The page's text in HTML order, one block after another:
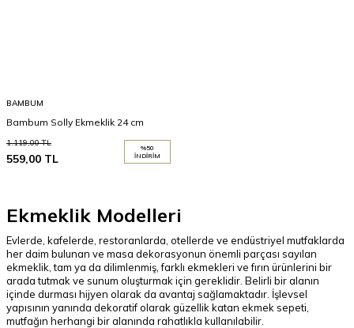
BAMBUM
Bambum Solly Ekmeklik 24 cm
1.119,00TL
559,00 TL
%50
İNDIRIM
Ekmeklik Modelleri
Evlerde, kafelerde, restoranlarda, otellerde ve endüstriyel mutfaklarda
her daim bulunan ve masa dekorasyonun önemli parçası sayılan
ekmeklik, tam ya da dilimlenmiş, farklı ekmekleri ve fırın ürünlerini bir
arada tutmak ve sunum oluşturmak için gereklidir. Belirli bir alanın
içinde durması hijyen olarak da avantaj sağlamaktadır. İşlevsel
yapısının yanında dekoratif olarak güzellik katan ekmek sepeti,
mutfağın herhangi bir alanında rahatlıkla kullanılabilir.